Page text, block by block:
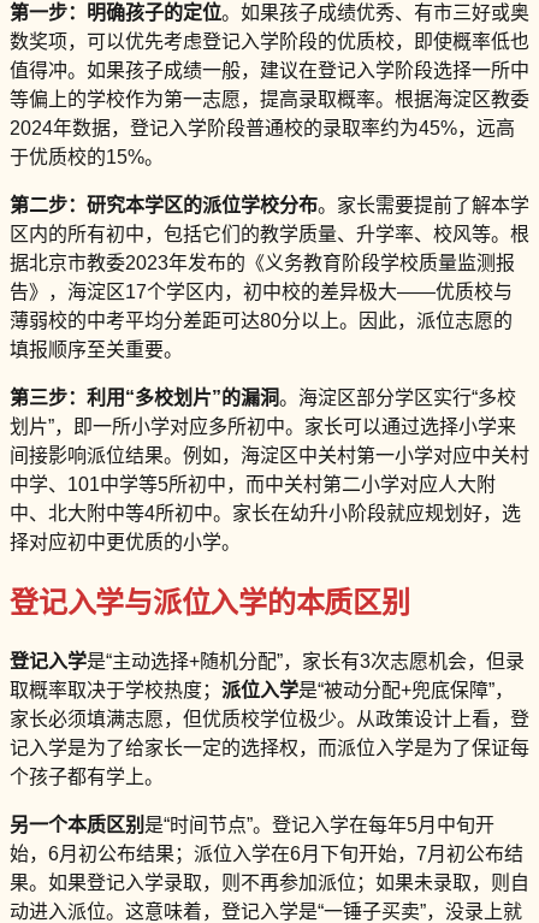
第一步：明确孩子的定位。如果孩子成绩优秀、有市三好或奥
数奖项，可以优先考虑登记入学阶段的优质校，即使概率低也
值得冲。如果孩子成绩一般，建议在登记入学阶段选择一所中
等偏上的学校作为第一志愿，提高录取概率。根据海淀区教委
2024年数据，登记入学阶段普通校的录取率约为45%，远高
于优质校的15%。
第二步：研究本学区的派位学校分布。家长需要提前了解本学
区内的所有初中，包括它们的教学质量、升学率、校风等。根
据北京市教委2023年发布的《义务教育阶段学校质量监测报
告》，海淀区17个学区内，初中校的差异极大——优质校与
薄弱校的中考平均分差距可达80分以上。因此，派位志愿的
填报顺序至关重要。
第三步：利用“多校划片”的漏洞。海淀区部分学区实行“多校
划片”，即一所小学对应多所初中。家长可以通过选择小学来
间接影响派位结果。例如，海淀区中关村第一小学对应中关村
中学、101中学等5所初中，而中关村第二小学对应人大附
中、北大附中等4所初中。家长在幼升小阶段就应规划好，选
择对应初中更优质的小学。
登记入学与派位入学的本质区别
登记入学是“主动选择+随机分配”，家长有3次志愿机会，但录
取概率取决于学校热度； 派位入学是“被动分配+兜底保障”，
家长必须填满志愿，但优质校学位极少。从政策设计上看，登
记入学是为了给家长一定的选择权，而派位入学是为了保证每
个孩子都有学上。
另一个本质区别 是“时间节点”。登记入学在每年5月中旬开
始，6月初公布结果；派位入学在6月下旬开始，7月初公布结
果。如果登记入学录取，则不再参加派位；如果未录取，则自
动进入派位。这意味着，登记入学是“一锤子买卖”，没录上就